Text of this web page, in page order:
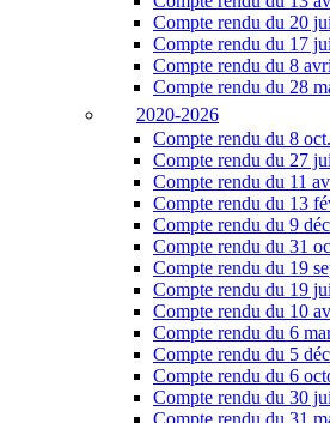
Compte rendu du 20
Compte rendu du 17
Compte rendu du 8
Compte rendu du 28
2020-2026
Compte rendu du 8
Compte rendu du 27
Compte rendu du 11
Compte rendu du 13
Compte rendu du 9
Compte rendu du 31
Compte rendu du 19
Compte rendu du 19
Compte rendu du 10
Compte rendu du 6
Compte rendu du 5
Compte rendu du 6
Compte rendu du 30
Compte rendu du 31